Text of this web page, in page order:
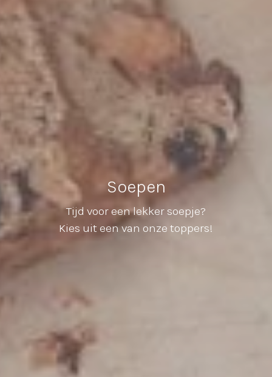
Soepen
Tijd voor een lekker soepje?
Kies uit een van onze toppers!